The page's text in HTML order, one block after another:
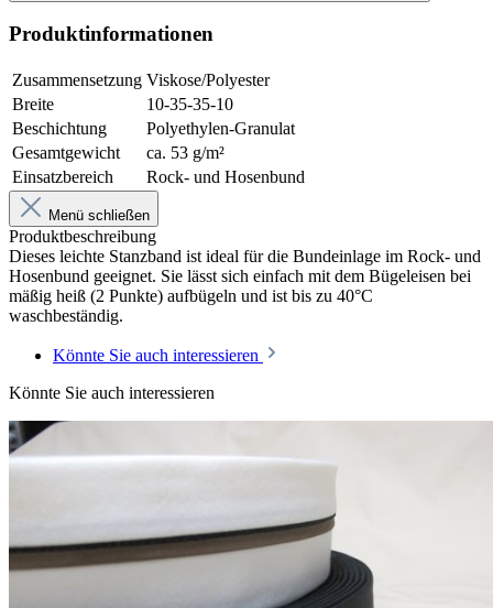
Produktinformationen
Zusammensetzung Viskose/Polyester
Breite
10-35-35-10
Beschichtung
Polyethylen-Granulat
Gesamtgewicht
ca. 53 g/m²
Einsatzbereich
Rock- und Hosenbund
Menü schließen
Produktbeschreibung
Dieses leichte Stanzband ist ideal für die Bundeinlage im Rock- und
Hosenbund geeignet. Sie lässt sich einfach mit dem Bügeleisen bei
mäßig heiß (2 Punkte) aufbügeln und ist bis zu 40°C
waschbeständig.
Könnte Sie auch interessieren
Könnte Sie auch interessieren